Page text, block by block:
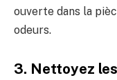
ouverte dans la
odeurs.
3. Nettoyez